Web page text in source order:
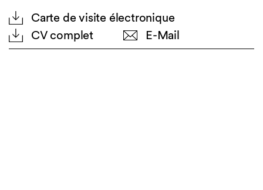
Carte de visite électronique
CV complet
E-Mail